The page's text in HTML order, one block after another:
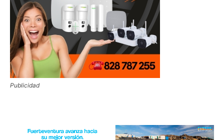
Publicidad